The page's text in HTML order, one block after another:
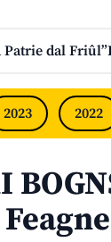
Patrie dal Friûl”
2023 2022